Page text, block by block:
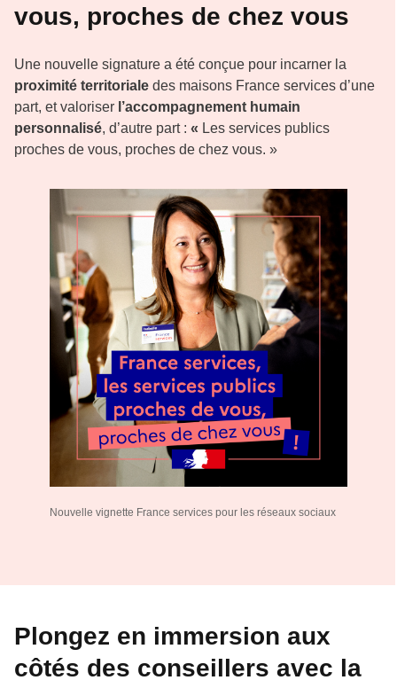
vous, proches de chez vous
Une nouvelle signature a été conçue pour incarner la
proximité territoriale des maisons France services d’une
part, et valoriser l’accompagnement humain
personnalisé, d’autre part : « Les services publics
proches de vous, proches de chez vous. »
Nouvelle vignette France services pour les réseaux sociaux
Plongez en immersion aux
côtés des conseillers avec la